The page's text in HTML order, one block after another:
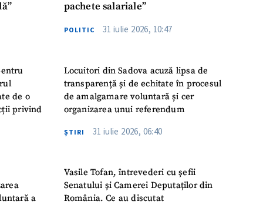
de o
privind
a
pachete salariale”
POLITIC 31 iulie 2026, 10:47
Locuitori din Sadova acuză lipsa de
transparență și de echitate în procesul
de amalgamare voluntară și cer
organizarea unui referendum
ŞTIRI 31 iulie 2026, 06:40
Vasile Tofan, întrevederi cu șefii
Senatului și Camerei Deputaților din
România. Ce au discutat